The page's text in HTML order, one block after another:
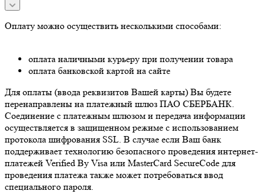
Оплату можно осуществить несколькими способами:
оплата наличными курьеру при получении товара
оплата банковской картой на сайте
Для оплаты (ввода реквизитов Вашей карты) Вы будете
перенаправлены на платежный шлюз ПАО СБЕРБАНК.
Соединение с платежным шлюзом и передача информации
осуществляется в защищенном режиме с использованием
протокола шифрования SSL. В случае если Ваш банк
поддерживает технологию безопасного проведения интернет-
платежей Verified By Visa или MasterCard SecureCode для
проведения платежа также может потребоваться ввод
специального пароля.